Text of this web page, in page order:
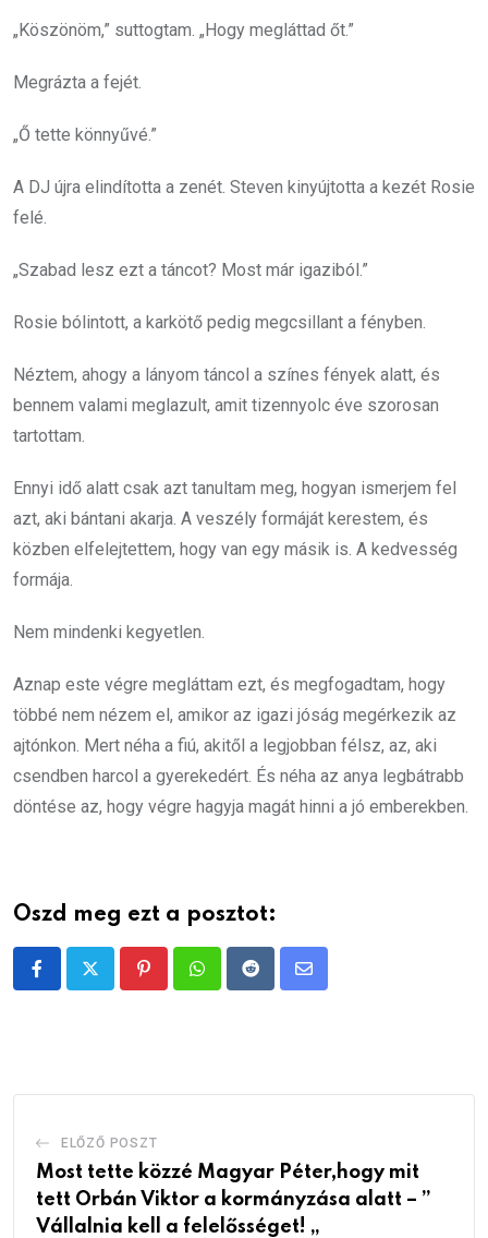
„Köszönöm,” suttogtam. „Hogy megláttad őt.”
Megrázta a fejét.
„Ő tette könnyűvé.”
A DJ újra elindította a zenét. Steven kinyújtotta a kezét Rosie
felé.
„Szabad lesz ezt a táncot? Most már igaziból.”
Rosie bólintott, a karkötő pedig megcsillant a fényben.
Néztem, ahogy a lányom táncol a színes fények alatt, és
bennem valami meglazult, amit tizennyolc éve szorosan
tartottam.
Ennyi idő alatt csak azt tanultam meg, hogyan ismerjem fel
azt, aki bántani akarja. A veszély formáját kerestem, és
közben elfelejtettem, hogy van egy másik is. A kedvesség
formája.
Nem mindenki kegyetlen.
Aznap este végre megláttam ezt, és megfogadtam, hogy
többé nem nézem el, amikor az igazi jóság megérkezik az
ajtónkon. Mert néha a fiú, akitől a legjobban félsz, az, aki
csendben harcol a gyerekedért. És néha az anya legbátrabb
döntése az, hogy végre hagyja magát hinni a jó emberekben.
Oszd meg ezt a posztot:
PinterestWhatsappRedditShare
ELŐZŐ POSZT
Most tette közzé Magyar Péter,hogy mit
tett Orbán Viktor a kormányzása alatt – ”
Vállalnia kell a felelősséget! „